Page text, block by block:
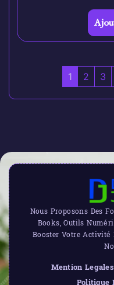
1 2 3
Nous Proposons Des
Books, Outils
Booster Votre Activité
Mention Legales